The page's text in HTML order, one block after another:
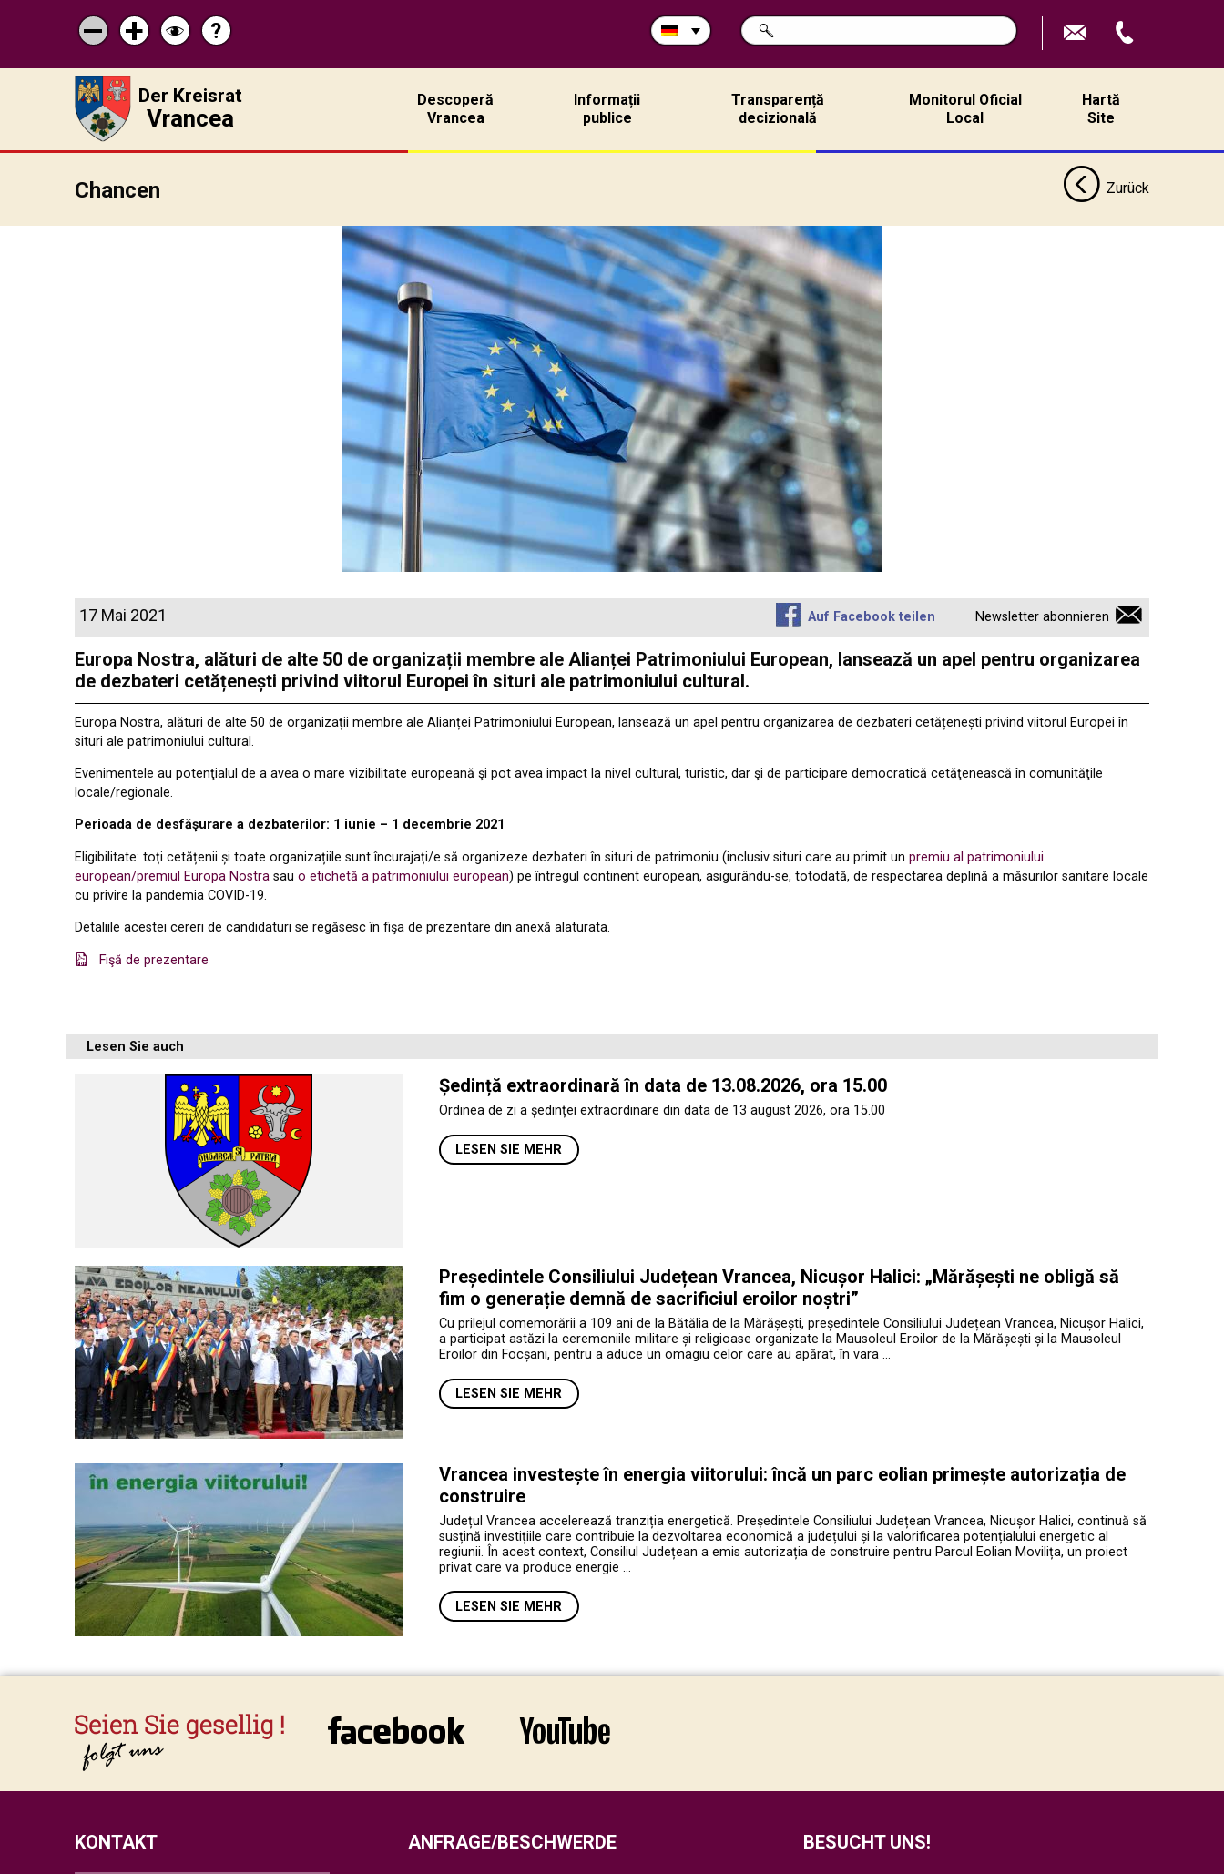
Micșorează
scrisul
Mărește
scrisul
Schimbă
contrastul
Pagina
de
ajutor
?
Durchsuchen
Sie
SUCHE
Der Kreisrat
Vrancea
Descoperă
Vrancea
Informații
publice
Transparență
decizională
Monitorul Oficial
Local
Hartă
Site
Chancen Zurück
17 Mai 2021 Auf Facebook teilen Newsletter abonnieren
Europa Nostra, alături de alte 50 de organizații membre ale Alianței Patrimoniului European, lansează un apel pentru organizarea
de dezbateri cetățenești privind viitorul Europei în situri ale patrimoniului cultural.
Europa Nostra, alături de alte 50 de organizații membre ale Alianței Patrimoniului European, lansează un apel pentru organizarea de dezbateri cetățenești privind viitorul Europei în
situri ale patrimoniului cultural.
Evenimentele au potenţialul de a avea o mare vizibilitate europeană şi pot avea impact la nivel cultural, turistic, dar şi de participare democratică cetăţenească în comunităţile
locale/regionale.
Perioada de desfăşurare a dezbaterilor: 1 iunie – 1 decembrie 2021
Eligibilitate: toți cetățenii și toate organizațiile sunt încurajați/e să organizeze dezbateri în situri de patrimoniu (inclusiv situri care au primit un premiu al patrimoniului
european/premiul Europa Nostra sau o etichetă a patrimoniului european) pe întregul continent european, asigurându-se, totodată, de respectarea deplină a măsurilor sanitare locale
cu privire la pandemia COVID-19.
Detaliile acestei cereri de candidaturi se regăsesc în fişa de prezentare din anexă alaturata.
Fişă de prezentare
Lesen Sie auch
Ședință extraordinară în data de 13.08.2026, ora 15.00
Ordinea de zi a ședinței extraordinare din data de 13 august 2026, ora 15.00
LESEN SIE MEHR
Președintele Consiliului Județean Vrancea, Nicușor Halici: „Mărășești ne obligă să
fim o generație demnă de sacrificiul eroilor noștri”
Cu prilejul comemorării a 109 ani de la Bătălia de la Mărășești, președintele Consiliului Județean Vrancea, Nicușor Halici,
a participat astăzi la ceremoniile militare și religioase organizate la Mausoleul Eroilor de la Mărășești și la Mausoleul
Eroilor din Focșani, pentru a aduce un omagiu celor care au apărat, în vara …
LESEN SIE MEHR
Vrancea investește în energia viitorului: încă un parc eolian primește autorizația de
construire
Județul Vrancea accelerează tranziția energetică. Președintele Consiliului Județean Vrancea, Nicușor Halici, continuă să
susțină investițiile care contribuie la dezvoltarea economică a județului și la valorificarea potențialului energetic al
regiunii. În acest context, Consiliul Județean a emis autorizația de construire pentru Parcul Eolian Movilița, un proiect
privat care va produce energie …
LESEN SIE MEHR
KONTAKT BESUCHT UNS!
ANFRAGE/BESCHWERDE